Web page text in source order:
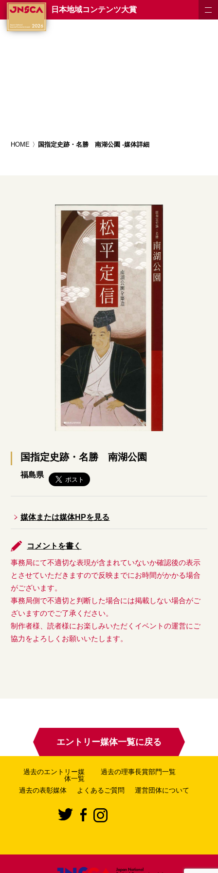
日本地域コンテンツ大賞
HOME 国指定史跡・名勝 南湖公園 -媒体詳細
国指定史跡・名勝 南湖公園
福島県
媒体または媒体HPを見る
コメントを書く
事務局にて不適切な表現が含まれていないか確認後の表示
とさせていただきますので反映までにお時間がかかる場合
がございます。
事務局側で不適切と判断した場合には掲載しない場合がご
ざいますのでご了承ください。
制作者様、読者様にお楽しみいただくイベントの運営にご
協力をよろしくお願いいたします。
エントリー媒体一覧に戻る
過去のエントリー媒
体一覧
過去の理事長賞部門一覧
過去の表彰媒体 よくあるご質問 運営団体について